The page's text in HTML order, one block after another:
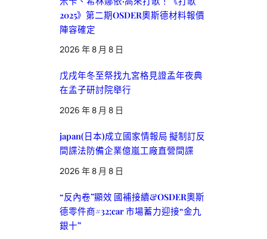
2025》第二期OSDER奧斯德材料報價
陣容確定
2026 年 8 月 8 日
戊戌年冬至祭找九宮格見證孟年夜典
在孟子研討院舉行
2026 年 8 月 8 日
japan(日本)成立國家情報局 擬制訂反
間諜法防備企業億嵐工廠直營間諜
2026 年 8 月 8 日
“反內卷”顯效 國補接續&OSDER奧斯
德零件商#32;car 市場蓄力迎接“金九
銀十”